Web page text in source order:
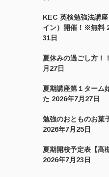
KEC 英検勉強法講座
イン）開催！※無料
31日
夏休みの過ごし方！！
月27日
夏期講座第１ターム
た 2026年7月27日
勉強のおとものお菓
2026年7月25日
夏期開校予定表【高
2026年7月23日